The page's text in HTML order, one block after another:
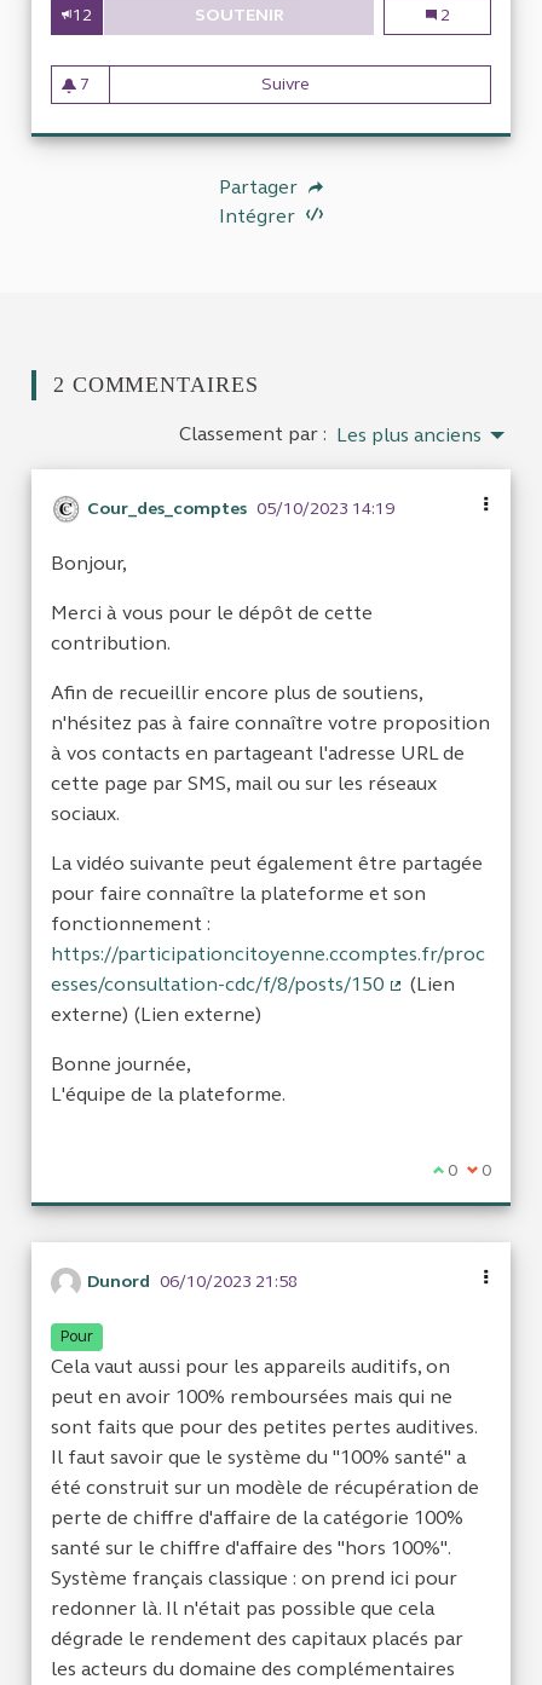
12 SOUTENIR ÉVALUATION DU DISPOSITIF
Évaluation du
2
7
7 abonnés
Suivre
Partager
Intégrer
2 COMMENTAIRES
Classement par : Les plus anciens
Cour_des_comptes 05/10/2023 14:19
Bonjour,
Merci à vous pour le dépôt de cette
contribution.
Afin de recueillir encore plus de soutiens,
n'hésitez pas à faire connaître votre proposition
à vos contacts en partageant l'adresse URL de
cette page par SMS, mail ou sur les réseaux
sociaux.
La vidéo suivante peut également être partagée
pour faire connaître la plateforme et son
fonctionnement :
https://participationcitoyenne.ccomptes.fr/proc
esses/consultation-cdc/f/8/posts/150
(Lien
externe) (Lien externe)
Bonne journée,
L'équipe de la plateforme.
Je suis
0 Je ne
0
Dunord 06/10/2023 21:58
Pour
Cela vaut aussi pour les appareils auditifs, on
peut en avoir 100% remboursées mais qui ne
sont faits que pour des petites pertes auditives.
Il faut savoir que le système du "100% santé" a
été construit sur un modèle de récupération de
perte de chiffre d'affaire de la catégorie 100%
santé sur le chiffre d'affaire des "hors 100%".
Système français classique : on prend ici pour
redonner là. Il n'était pas possible que cela
dégrade le rendement des capitaux placés par
les acteurs du domaine des complémentaires